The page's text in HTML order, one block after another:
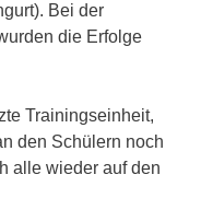
Bei der
die Erfolge
Trainingseinheit,
den Schülern noch
alle wieder auf den